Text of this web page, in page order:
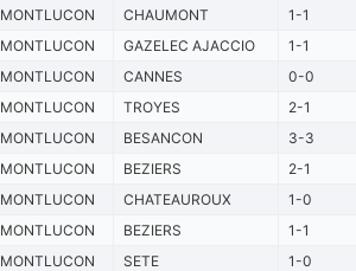
MONTLUCON CHAUMONT 1-1
MONTLUCON GAZELEC AJACCIO 1-1
MONTLUCON CANNES 0-0
MONTLUCON TROYES 2-1
MONTLUCON BESANCON 3-3
MONTLUCON BEZIERS 2-1
MONTLUCON CHATEAUROUX 1-0
MONTLUCON BEZIERS 1-1
MONTLUCON SETE 1-0